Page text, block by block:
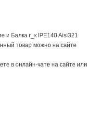
и Балка г_к IPE140 Aisi321
товар можно на сайте
в онлайн-чате на сайте или